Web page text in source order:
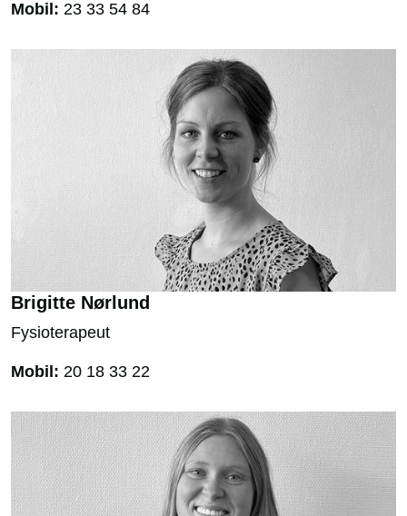
Mobil: 23 33 54 84
Brigitte Nørlund
Fysioterapeut
Mobil: 20 18 33 22